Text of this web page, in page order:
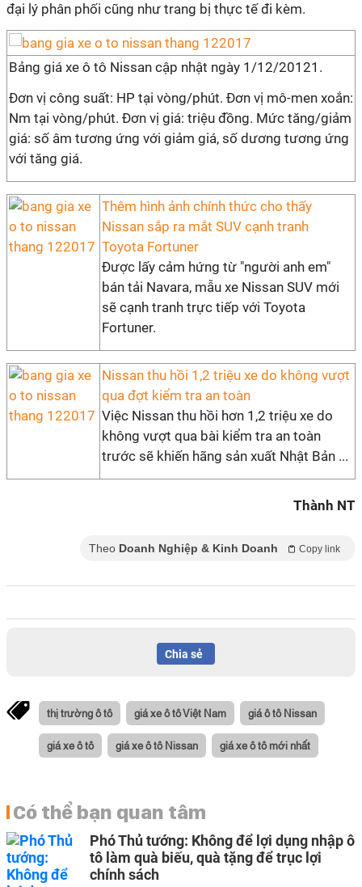
đại lý phân phối cũng như trang bị thực tế đi kèm.
Bảng giá xe ô tô Nissan cập nhật ngày 1/12/20121.
Đơn vị công suất: HP tại vòng/phút. Đơn vị mô-men xoắn:
Nm tại vòng/phút. Đơn vị giá: triệu đồng. Mức tăng/giảm
giá: số âm tương ứng với giảm giá, số dương tương ứng
với tăng giá.
Thêm hình ảnh chính thức cho thấy
Nissan sắp ra mắt SUV cạnh tranh
Toyota Fortuner
Được lấy cảm hứng từ "người anh em"
bán tải Navara, mẫu xe Nissan SUV mới
sẽ cạnh tranh trực tiếp với Toyota
Fortuner.
Nissan thu hồi 1,2 triệu xe do không vượt
qua đợt kiểm tra an toàn
Việc Nissan thu hồi hơn 1,2 triệu xe do
không vượt qua bài kiểm tra an toàn
trước sẽ khiến hãng sản xuất Nhật Bản ...
Thành NT
Theo Doanh Nghiệp & Kinh Doanh Copy link
Chia sẻ
thị trường ô tô giá xe ô tô Việt Nam giá ô tô Nissan
giá xe ô tô giá xe ô tô Nissan giá xe ô tô mới nhất
Có thể bạn quan tâm
Phó Thủ tướng: Không để lợi dụng nhập ô
tô làm quà biếu, quà tặng để trục lợi
chính sách